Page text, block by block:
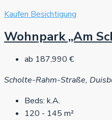
Kaufen Besichtigung
Wohnpark „Am
ab 187,990 €
Scholte-Rahm-Straße,
Beds: k.A.
120 - 145 m²